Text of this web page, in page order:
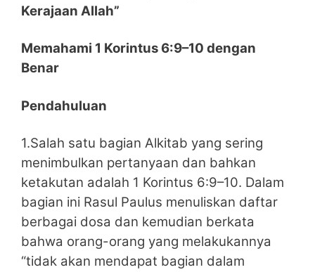
Kerajaan Allah”
Memahami 1 Korintus 6:9–10 dengan
Benar
Pendahuluan
1.Salah satu bagian Alkitab yang sering
menimbulkan pertanyaan dan bahkan
ketakutan adalah 1 Korintus 6:9–10. Dalam
bagian ini Rasul Paulus menuliskan daftar
berbagai dosa dan kemudian berkata
bahwa orang-orang yang melakukannya
“tidak akan mendapat bagian dalam